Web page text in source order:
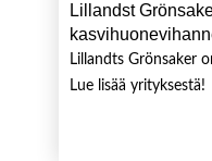
Lillandst
Lillandts Grönsaker
Lue lisää yrityksestä!